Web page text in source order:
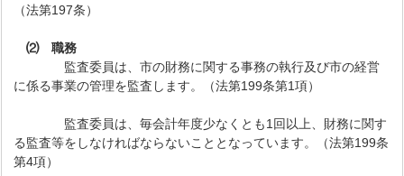
（法第197条）
⑵ 職務
監査委員は、市の財務に関する事務の執行及び市の経営
に係る事業の管理を監査します。（法第199条第1項）
監査委員は、毎会計年度少なくとも1回以上、財務に関す
る監査等をしなければならないこととなっています。（法第199条
第4項）